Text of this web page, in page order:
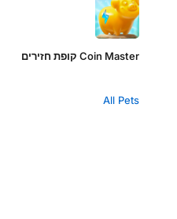
Coin Master קופת חזירים
All Pets